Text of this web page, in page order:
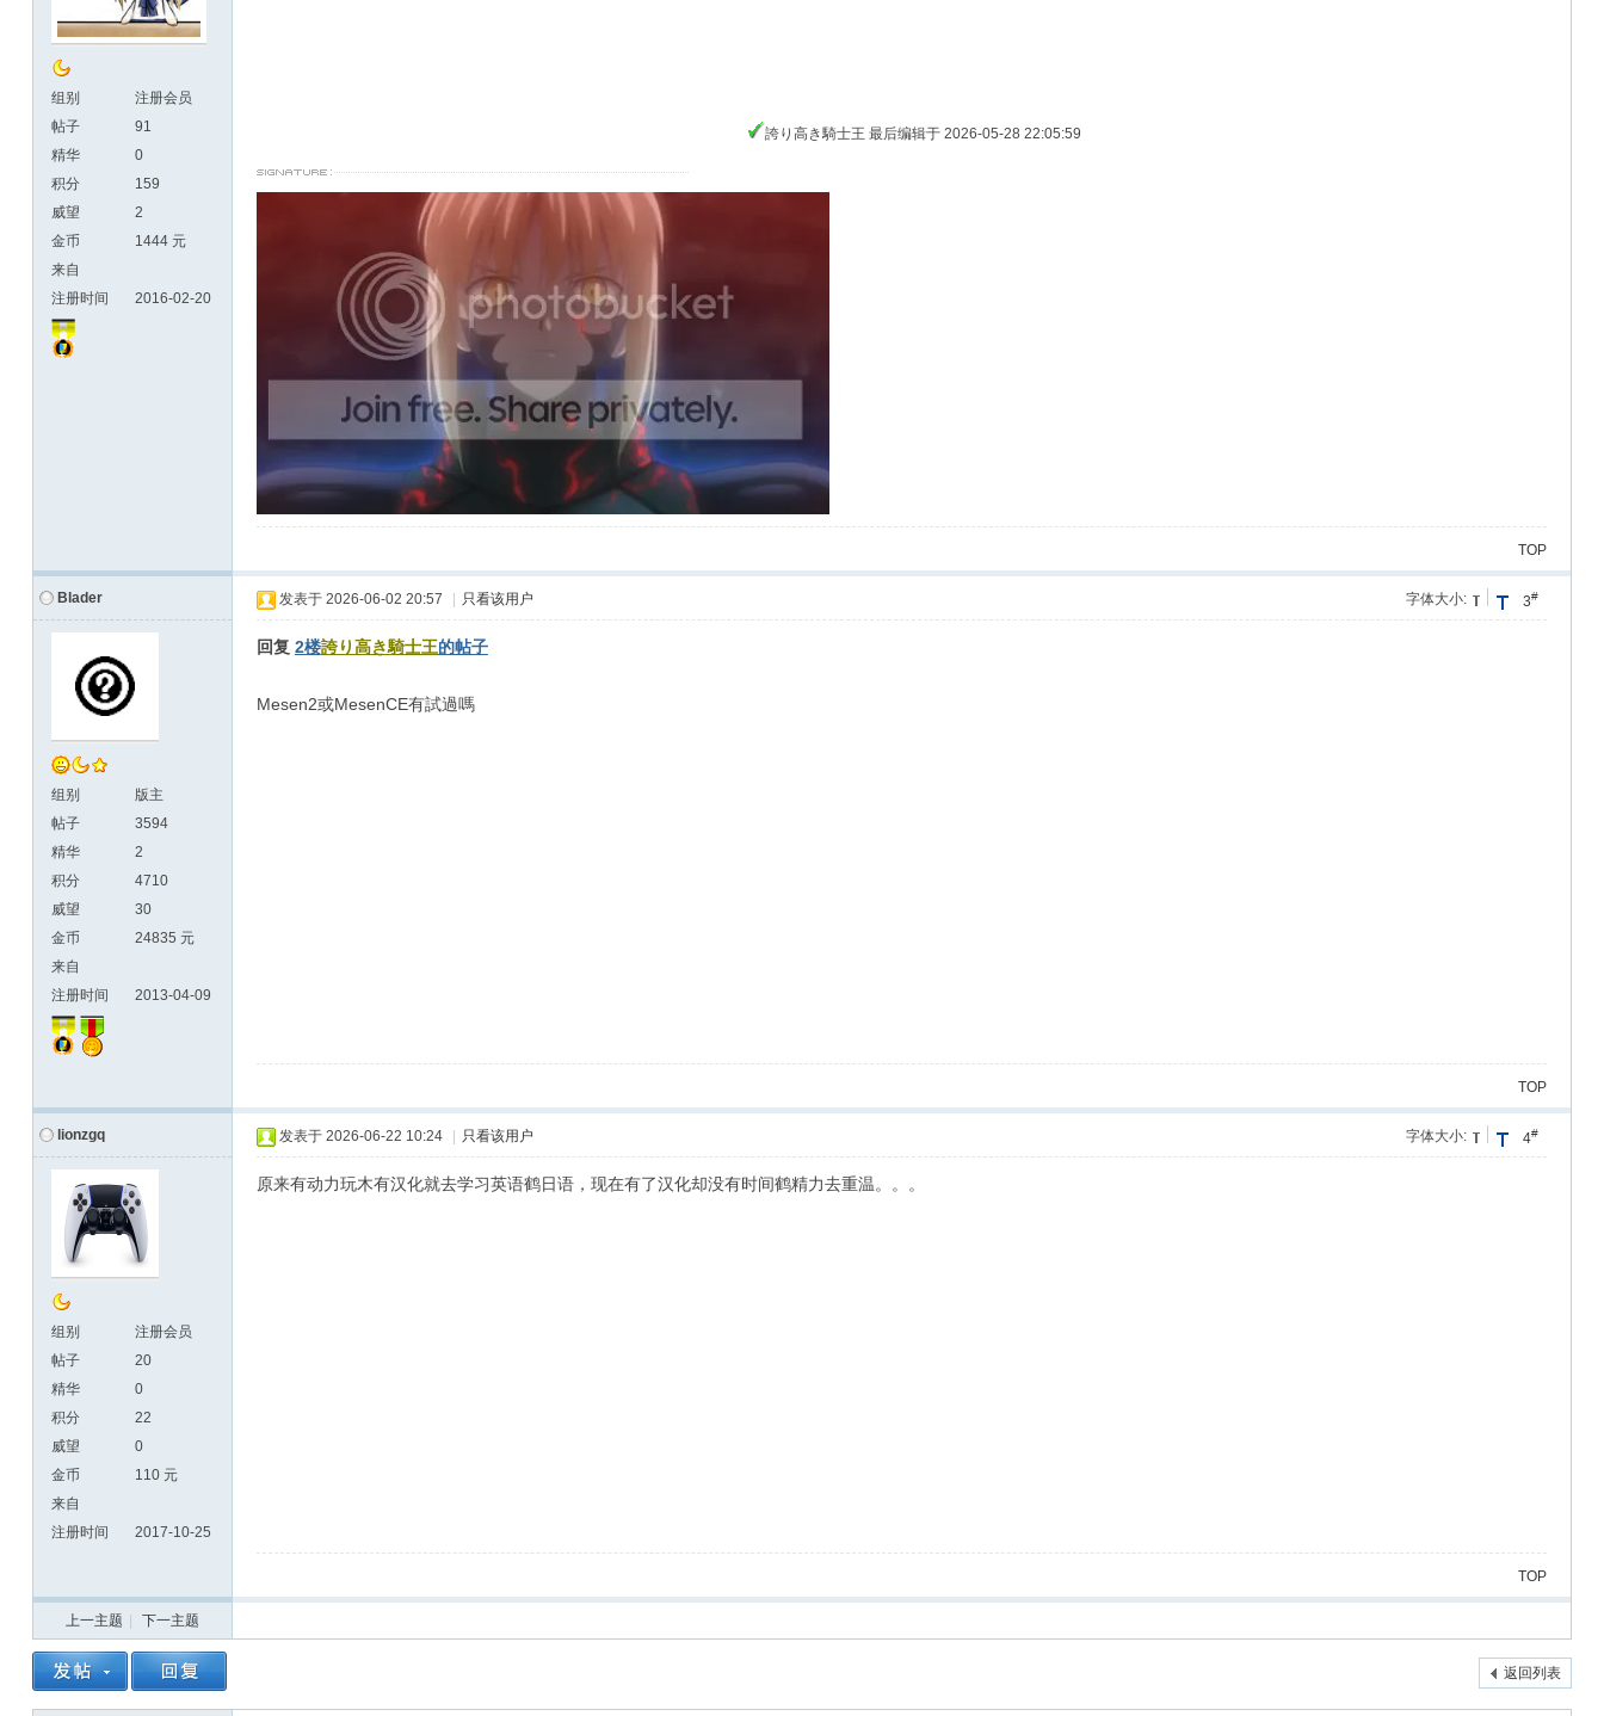
组别
注册会员
帖子
91
精华
0
积分
159
威望
2
金币
1444 元
来自
注册时间
2016-02-20
誇り高き騎士王 最后编辑于 2026-05-28 22:05:59
TOP
Blader
组别
版主
帖子
3594
精华
2
积分
4710
威望
30
金币
24835 元
来自
注册时间
2013-04-09
3#
字体大小:
发表于 2026-06-02 20:57 只看该用户
回复 2楼誇り高き騎士王的帖子
Mesen2或MesenCE有試過嗎
TOP
lionzgq
组别
注册会员
帖子
20
精华
0
积分
22
威望
0
金币
110 元
来自
注册时间
2017-10-25
4#
字体大小:
发表于 2026-06-22 10:24 只看该用户
原来有动力玩木有汉化就去学习英语鹤日语，现在有了汉化却没有时间鹤精力去重温。。。
TOP
上一主题 下一主题
返回列表